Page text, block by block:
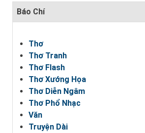
Báo Chí
Thơ
Thơ Tranh
Thơ Flash
Thơ Xướng Họa
Thơ Diễn Ngâm
Thơ Phổ Nhạc
Văn
Truyện Dài